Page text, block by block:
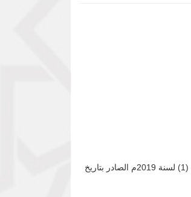
عملاً بسلطات محافظ بنك السودان المركزي بموجب المادة (20) من لائحة تنظيم التعامل بالنقد لسنة 2013م ، ننقل لكم قرار وزارة الصناعة والتجارة رقم (1) لسنة 2019م الصادر بتاريخ